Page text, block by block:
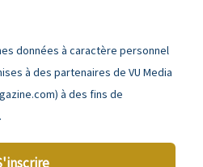
données à caractère personnel
à des partenaires de VU Media
à des fins de